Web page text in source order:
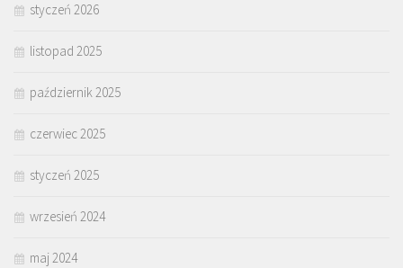
styczeń 2026
listopad 2025
październik 2025
czerwiec 2025
styczeń 2025
wrzesień 2024
maj 2024